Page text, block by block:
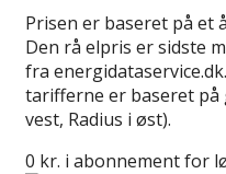
Prisen er baseret på et
Den rå elpris er sidste
fra
tarifferne er baseret
vest, Radius i øst).
0 kr. i abonnement for